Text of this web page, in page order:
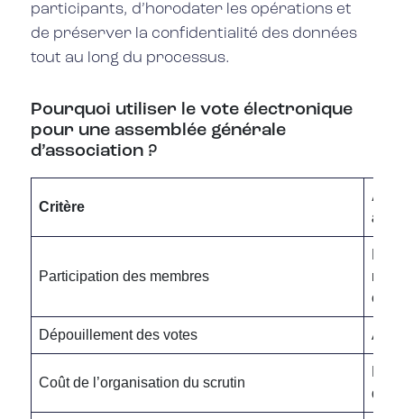
participants, d’horodater les opérations et
de préserver la confidentialité des données
tout au long du processus.
Pourquoi utiliser le vote électronique
pour une assemblée générale
d’association ?
Critère
Participation des membres
ou
Dépouillement des votes
Coût de l’organisation du scrutin